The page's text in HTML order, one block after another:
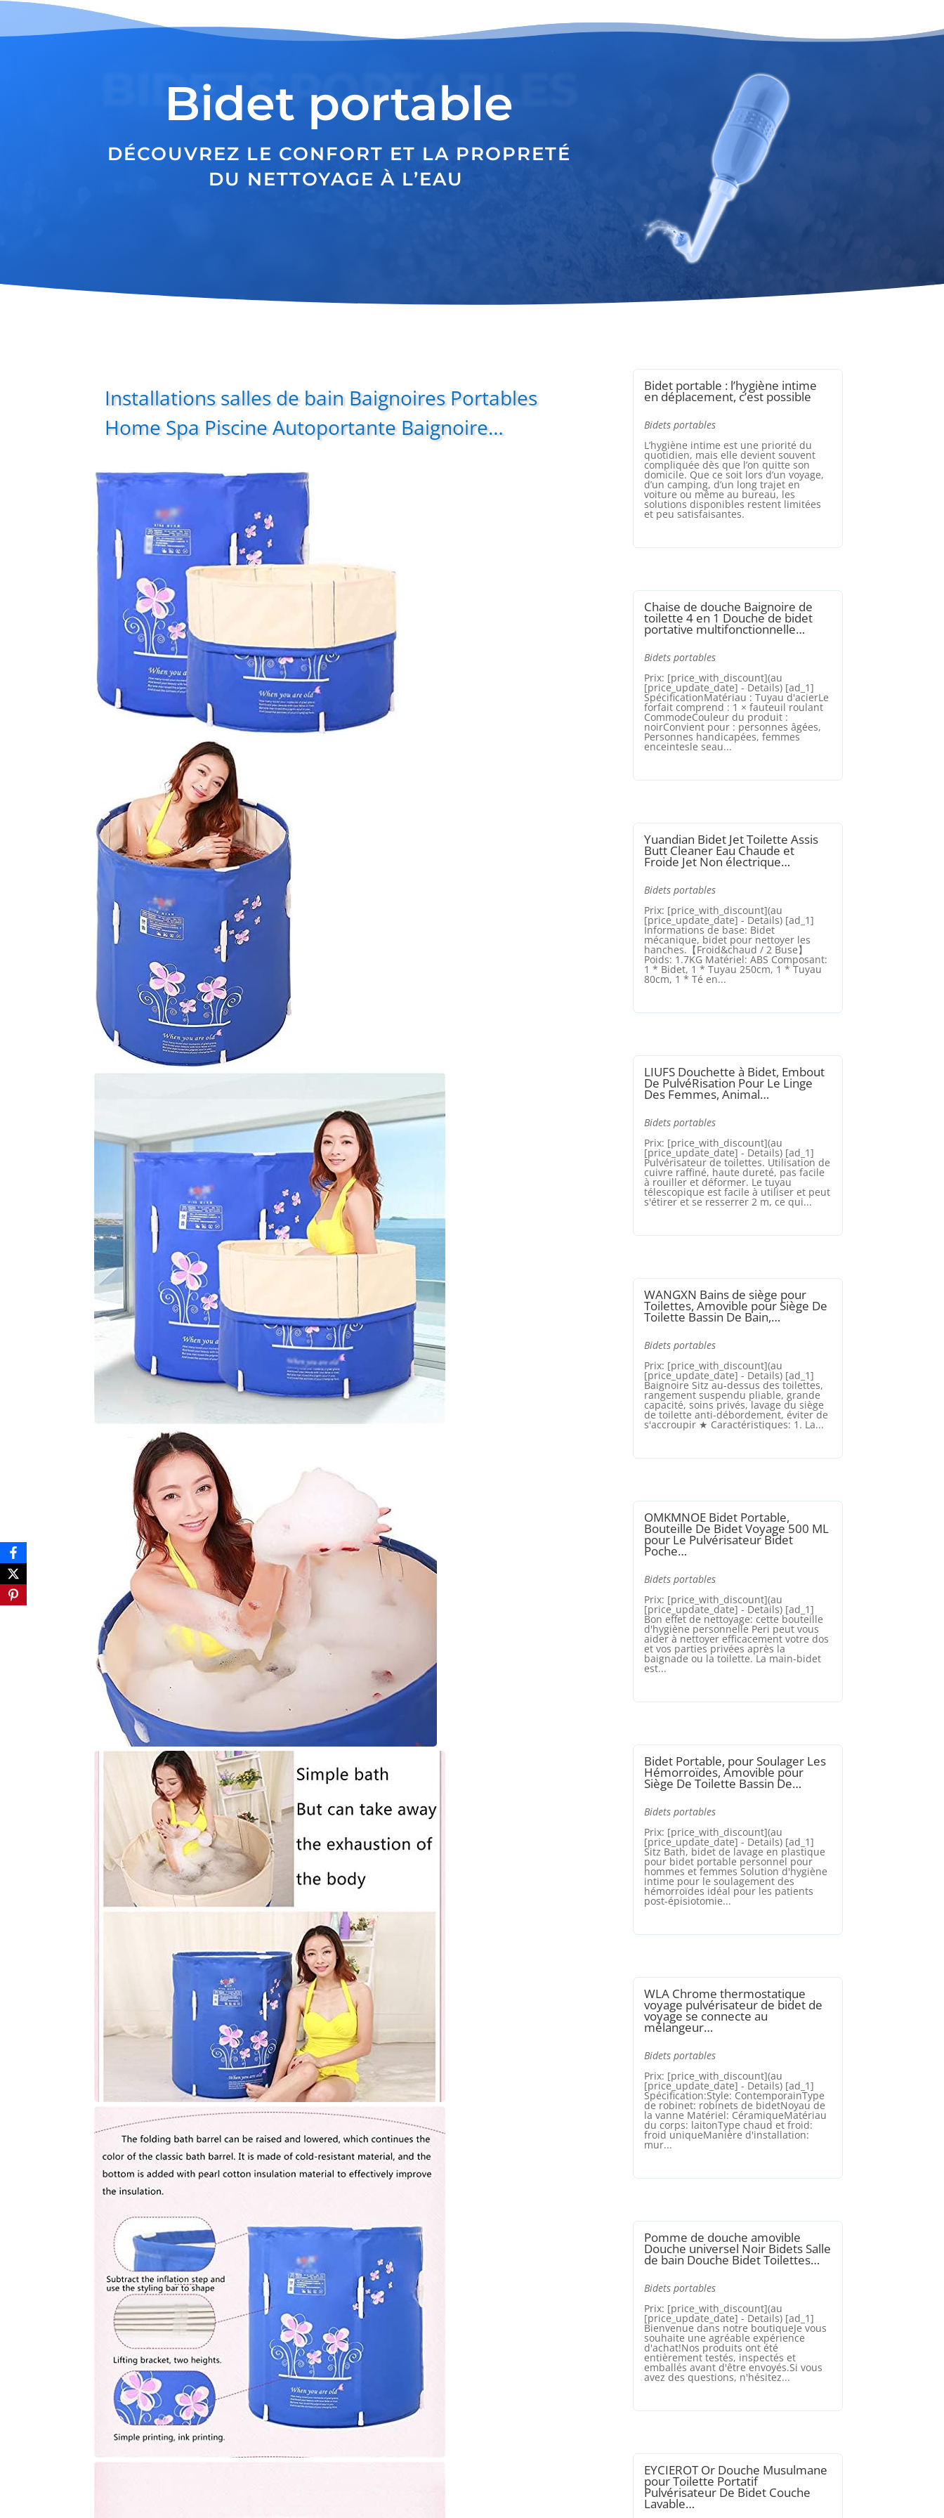
BIDETS PORTABLES
Bidet portable
DÉCOUVREZ LE CONFORT ET LA PROPRETÉ
DU NETTOYAGE À L’EAU
Installations salles de bain Baignoires Portables
Home Spa Piscine Autoportante Baignoire…
Bidet portable : l’hygiène intime
en déplacement, c’est possible
Bidets portables
L’hygiène intime est une priorité du
quotidien, mais elle devient souvent
compliquée dès que l’on quitte son
domicile. Que ce soit lors d’un voyage,
d’un camping, d’un long trajet en
voiture ou même au bureau, les
solutions disponibles restent limitées
et peu satisfaisantes.
Chaise de douche Baignoire de
toilette 4 en 1 Douche de bidet
portative multifonctionnelle…
Bidets portables
Prix: [price_with_discount](au
[price_update_date] - Details) [ad_1]
SpécificationMatériau : Tuyau d'acierLe
forfait comprend : 1 × fauteuil roulant
CommodeCouleur du produit :
noirConvient pour : personnes âgées,
Personnes handicapées, femmes
enceintesle seau...
Yuandian Bidet Jet Toilette Assis
Butt Cleaner Eau Chaude et
Froide Jet Non électrique…
Bidets portables
Prix: [price_with_discount](au
[price_update_date] - Details) [ad_1]
Informations de base: Bidet
mécanique, bidet pour nettoyer les
hanches.【Froid&chaud / 2 Buse】
Poids: 1.7KG Matériel: ABS Composant:
1 * Bidet, 1 * Tuyau 250cm, 1 * Tuyau
80cm, 1 * Té en...
LIUFS Douchette à Bidet, Embout
De PulvéRisation Pour Le Linge
Des Femmes, Animal…
Bidets portables
Prix: [price_with_discount](au
[price_update_date] - Details) [ad_1]
Pulvérisateur de toilettes. Utilisation de
cuivre raffiné, haute dureté, pas facile
à rouiller et déformer. Le tuyau
télescopique est facile à utiliser et peut
s'étirer et se resserrer 2 m, ce qui...
WANGXN Bains de siège pour
Toilettes, Amovible pour Siège De
Toilette Bassin De Bain,…
Bidets portables
Prix: [price_with_discount](au
[price_update_date] - Details) [ad_1]
Baignoire Sitz au-dessus des toilettes,
rangement suspendu pliable, grande
capacité, soins privés, lavage du siège
de toilette anti-débordement, éviter de
s'accroupir ★ Caractéristiques: 1. La...
OMKMNOE Bidet Portable,
Bouteille De Bidet Voyage 500 ML
pour Le Pulvérisateur Bidet
Poche…
Bidets portables
Prix: [price_with_discount](au
[price_update_date] - Details) [ad_1]
Bon effet de nettoyage: cette bouteille
d'hygiène personnelle Peri peut vous
aider à nettoyer efficacement votre dos
et vos parties privées après la
baignade ou la toilette. La main-bidet
est...
Bidet Portable, pour Soulager Les
Hémorroïdes, Amovible pour
Siège De Toilette Bassin De…
Bidets portables
Prix: [price_with_discount](au
[price_update_date] - Details) [ad_1]
Sitz Bath, bidet de lavage en plastique
pour bidet portable personnel pour
hommes et femmes Solution d'hygiène
intime pour le soulagement des
hémorroïdes idéal pour les patients
post-épisiotomie...
WLA Chrome thermostatique
voyage pulvérisateur de bidet de
voyage se connecte au
mélangeur…
Bidets portables
Prix: [price_with_discount](au
[price_update_date] - Details) [ad_1]
Spécification:Style: ContemporainType
de robinet: robinets de bidetNoyau de
la vanne Matériel: CéramiqueMatériau
du corps: laitonType chaud et froid:
froid uniqueManière d'installation:
mur...
Pomme de douche amovible
Douche universel Noir Bidets Salle
de bain Douche Bidet Toilettes…
Bidets portables
Prix: [price_with_discount](au
[price_update_date] - Details) [ad_1]
Bienvenue dans notre boutiqueJe vous
souhaite une agréable expérience
d'achat!Nos produits ont été
entièrement testés, inspectés et
emballés avant d'être envoyés.Si vous
avez des questions, n'hésitez...
EYCIEROT Or Douche Musulmane
pour Toilette Portatif
Pulvérisateur De Bidet Couche
Lavable…